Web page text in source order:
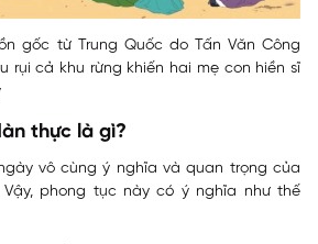
gốc từ Trung Quốc do Tấn Văn Công
rụi cả khu rừng khiến hai mẹ con hiền sĩ
thực là gì?
vô cùng ý nghĩa và quan trọng của
phong tục này có ý nghĩa như thế